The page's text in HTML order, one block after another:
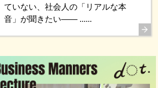
ていない、社会人の「リアルな本
音」が聞きたい―― ......